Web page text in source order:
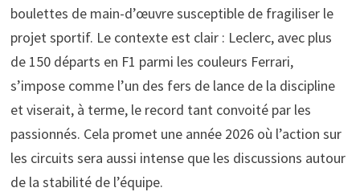
boulettes de main-d’œuvre susceptible de fragiliser le
projet sportif. Le contexte est clair : Leclerc, avec plus
de 150 départs en F1 parmi les couleurs Ferrari,
s’impose comme l’un des fers de lance de la discipline
et viserait, à terme, le record tant convoité par les
passionnés. Cela promet une année 2026 où l’action sur
les circuits sera aussi intense que les discussions autour
de la stabilité de l’équipe.